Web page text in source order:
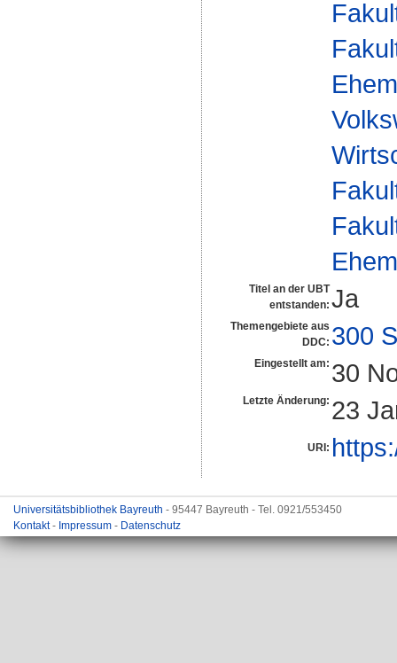
Titel an der UBT
entstanden: Ja
Themengebiete aus
DDC: 300
Eingestellt am: 30
Letzte Änderung: 23
URI:
Universitätsbibliothek Bayreuth - 95447 Bayreuth - Tel. 0921/553450
Kontakt- Impressum - Datenschutz